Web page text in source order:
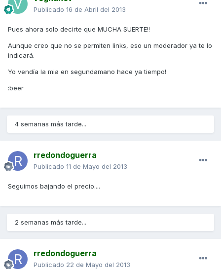
Publicado 16 de Abril del 2013
Pues ahora solo decirte que MUCHA SUERTE!!
Aunque creo que no se permiten links, eso un moderador ya te lo
indicará.
Yo vendía la mia en segundamano hace ya tiempo!
:beer
4 semanas más tarde...
rredondoguerra
Publicado 11 de Mayo del 2013
Seguimos bajando el precio....
2 semanas más tarde...
rredondoguerra
Publicado 22 de Mayo del 2013